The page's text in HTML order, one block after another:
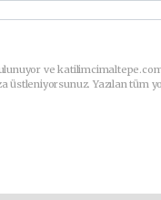
ve
üstleniyorsunuz. Yazılan